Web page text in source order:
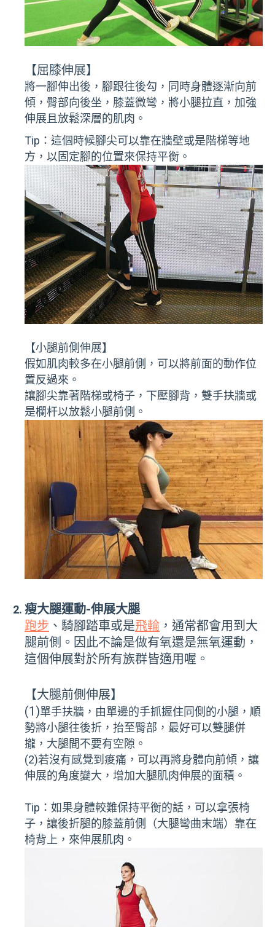
【屈膝伸展】
將一腳伸出後，腳跟往後勾，同時身體逐漸向前
傾，臀部向後坐，膝蓋微彎，將小腿拉直，加強
伸展且放鬆深層的肌肉。
Tip：這個時候腳尖可以靠在牆壁或是階梯等地
方，以固定腳的位置來保持平衡。
【小腿前側伸展】
假如肌肉較多在小腿前側，可以將前面的動作位
置反過來。
讓腳尖靠著階梯或椅子，下壓腳背，雙手扶牆或
是欄杆以放鬆小腿前側。
瘦大腿運動-伸展大腿
跑步 、騎腳踏車或是飛輪 ，通常都會用到大
腿前側。因此不論是做有氧還是無氧運動，
這個伸展對於所有族群皆適用喔。
【大腿前側伸展】
(1)單手扶牆，由單邊的手抓握住同側的小腿，順
勢將小腿往後折，抬至臀部，最好可以雙腿併
攏，大腿間不要有空隙。
(2)若沒有感覺到痠痛，可以再將身體向前傾，讓
伸展的角度變大，增加大腿肌肉伸展的面積。
Tip：如果身體較難保持平衡的話，可以拿張椅
子，讓後折腿的膝蓋前側（大腿彎曲末端）靠在
椅背上，來伸展肌肉。